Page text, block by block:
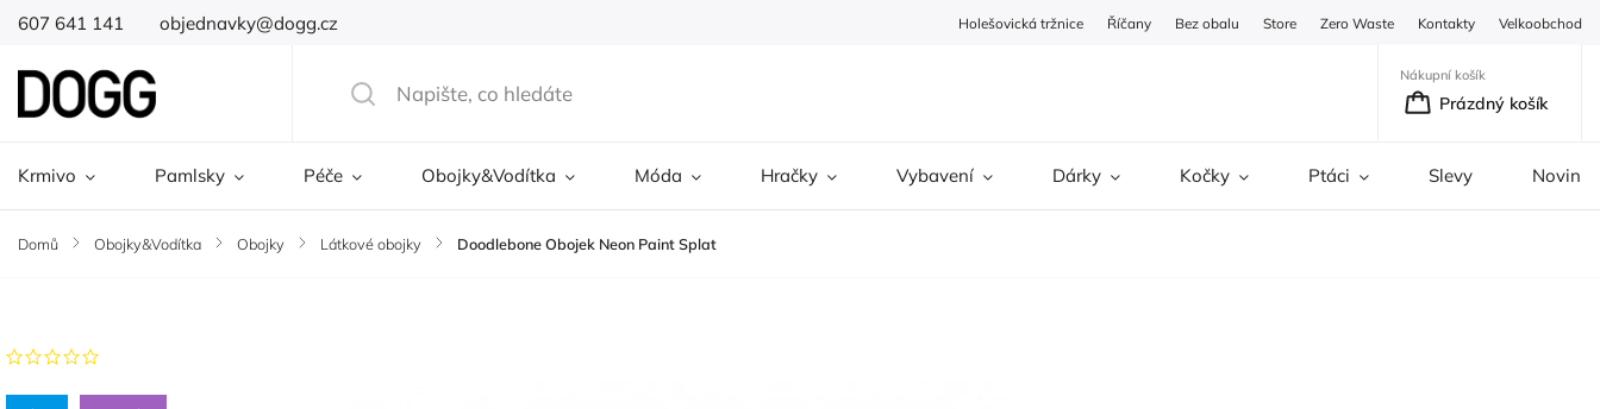
607 641 141 objednavky@dogg.cz Holešovická tržnice Říčany Bez obalu Store Zero Waste Kontakty Velkoobchod
Nákupní košík
Prázdný košík
Krmivo Pamlsky Péče Obojky&Vodítka Móda Hračky Vybavení Dárky Kočky Ptáci Slevy Novinky
Domů / Obojky&Vodítka / Obojky / Látkové obojky / Doodlebone Obojek Neon Paint Splat